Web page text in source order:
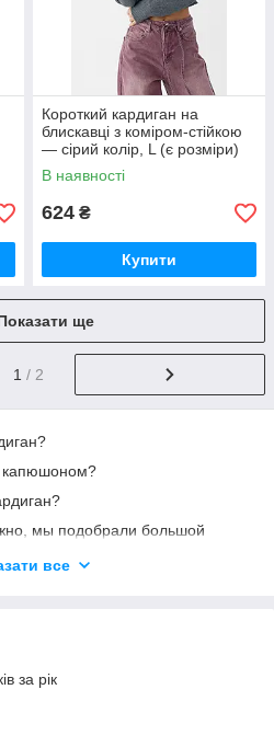
Короткий кардиган на
блискавці з коміром-стійкою
— сірий колір, L (є розміри)
В наявності
624 ₴
Купити
ще
1 / 2
капюшоном?
мы подобрали большой
все
за рік